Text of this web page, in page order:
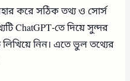
করে সঠিক তথ্য ও সোর্স
ChatGPT-তে দিয়ে সুন্দর
নিন। এতে ভুল তথ্যের